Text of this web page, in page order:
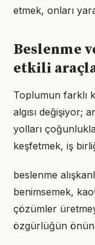
etmek, onları
Beslenme
etkili
Toplumun farklı
algısı değişiyor;
yolları
keşfetmek, iş
beslenme
benimsemek,
çözümler
özgürlüğün